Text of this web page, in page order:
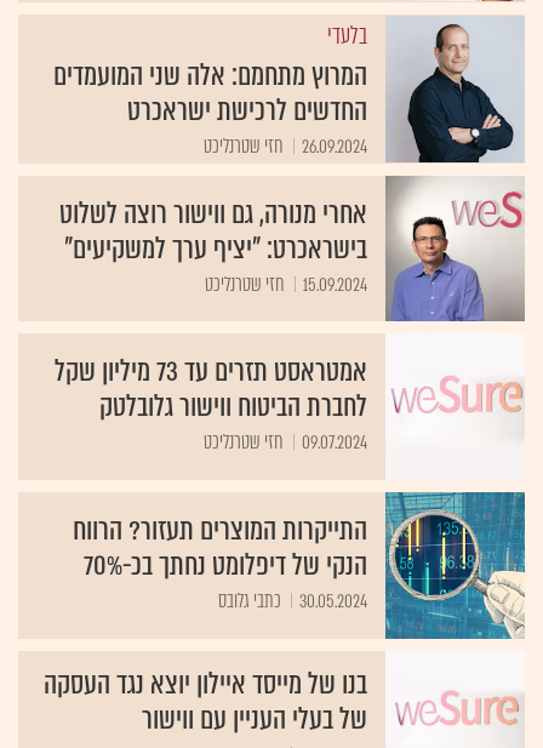
בלעדי
המרוץ מתחמם: אלה שני המועמדים
החדשים לרכישת ישראכרט
26.09.2024 חזי שטרנליכט
אחרי מנורה, גם ווישור רוצה לשלוט
בישראכרט: "יציף ערך למשקיעים"
15.09.2024 חזי שטרנליכט
אמטראסט תזרים עד 73 מיליון שקל
לחברת הביטוח ווישור גלובלטק
09.07.2024 חזי שטרנליכט
התייקרות המוצרים תעזור? הרווח
הנקי של דיפלומט נחתך בכ-70%
30.05.2024 כתבי גלובס
בנו של מייסד איילון יוצא נגד העסקה
של בעלי העניין עם ווישור